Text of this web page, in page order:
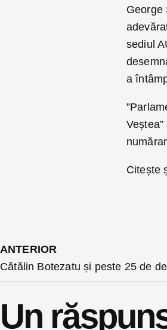
George
sediul
a
Citește
ANTERIOR
Un